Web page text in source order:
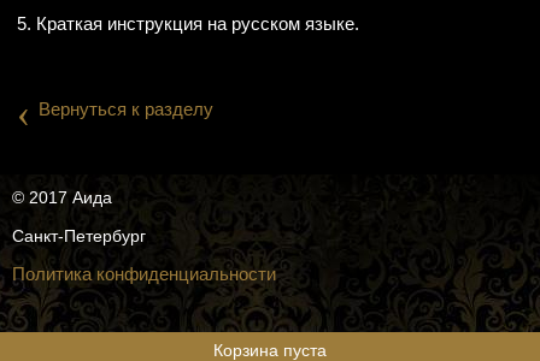
Корзина пуста
5. Краткая инструкция на русском языке.
‹ Вернуться к разделу
© 2017 Аида
Санкт-Петербург
Политика конфиденциальности